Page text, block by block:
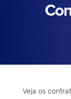
Veja os